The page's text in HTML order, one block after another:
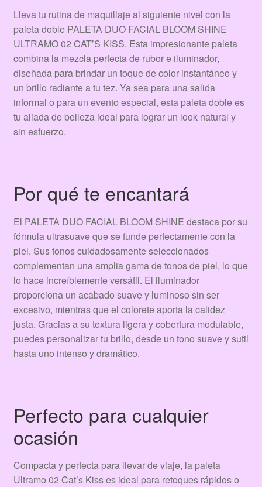
Lleva tu rutina de maquillaje al siguiente nivel con la
paleta doble PALETA DUO FACIAL BLOOM SHINE
ULTRAMO 02 CAT’S KISS. Esta impresionante paleta
combina la mezcla perfecta de rubor e iluminador,
diseñada para brindar un toque de color instantáneo y
un brillo radiante a tu tez. Ya sea para una salida
informal o para un evento especial, esta paleta doble es
tu aliada de belleza ideal para lograr un look natural y
sin esfuerzo.
Por qué te encantará
El PALETA DUO FACIAL BLOOM SHINE destaca por su
fórmula ultrasuave que se funde perfectamente con la
piel. Sus tonos cuidadosamente seleccionados
complementan una amplia gama de tonos de piel, lo que
lo hace increíblemente versátil. El iluminador
proporciona un acabado suave y luminoso sin ser
excesivo, mientras que el colorete aporta la calidez
justa. Gracias a su textura ligera y cobertura modulable,
puedes personalizar tu brillo, desde un tono suave y sutil
hasta uno intenso y dramático.
Perfecto para cualquier
ocasión
Compacta y perfecta para llevar de viaje, la paleta
Ultramo 02 Cat’s Kiss es ideal para retoques rápidos o